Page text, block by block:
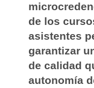
de los
asistentes
garantizar
de calidad
autonomía